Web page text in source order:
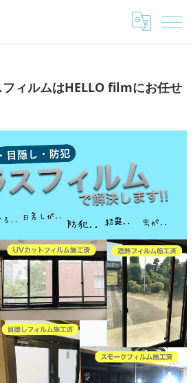
富士見市で窓ガラスフィルムはHELLO filmにお任せ
ィルムはHELLO filmにお任せ